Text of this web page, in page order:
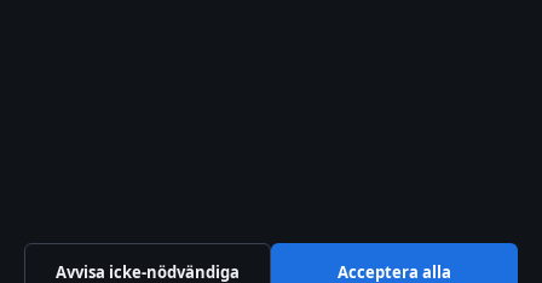
Avvisa icke-nödvändiga Acceptera alla